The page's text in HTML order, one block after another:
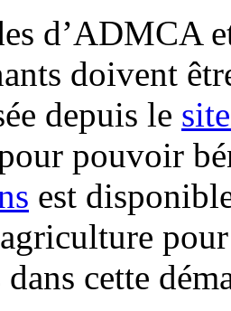
d’ADMCA
doivent
depuis le
pouvoir
est
cette